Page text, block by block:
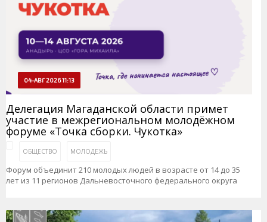
04-АВГ 2026 11:13
Делегация Магаданской области примет
участие в межрегиональном молодёжном
форуме «Точка сборки. Чукотка»
ОБЩЕСТВО МОЛОДЕЖЬ
Форум объединит 210 молодых людей в возрасте от 14 до 35
лет из 11 регионов Дальневосточного федерального округа